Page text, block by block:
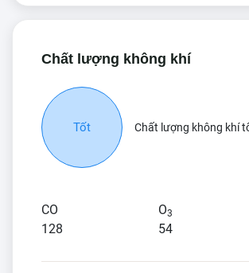
Chất lượng không khí
Tốt Chất lượng không khí
CO
128
O3
54